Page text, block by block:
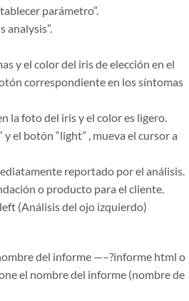
parámetro”.
analysis”.
y el color del iris de elección en el
correspondiente en los síntomas
la foto del iris y el color es ligero.
” y el botón “light” , mueva el cursor a
reportado por el análisis.
o producto para el cliente.
(Análisis del ojo izquierdo)
del informe —–?informe html o
el nombre del informe (nombre de